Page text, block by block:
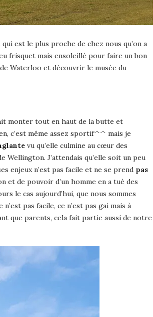
est le plus proche de chez nous qu’on a
frisquet mais ensoleillé pour faire un bon
Waterloo et découvrir le musée du
monter tout en haut de la butte et
c’est même assez sportif^^ mais je
vu qu’elle culmine au cœur des
Wellington. J’attendais qu’elle soit un peu
enjeux n’est pas facile et ne se prend pas
et de pouvoir d’un homme en a tué des
le cas aujourd’hui, que nous sommes
pas facile, ce n’est pas gai mais à
que parents, cela fait partie aussi de notre